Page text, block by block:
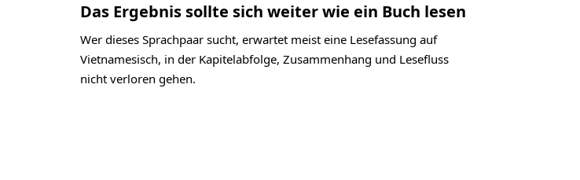
Das Ergebnis sollte sich weiter wie ein Buch lesen
Wer dieses Sprachpaar sucht, erwartet meist eine Lesefassung auf
Vietnamesisch, in der Kapitelabfolge, Zusammenhang und Lesefluss
nicht verloren gehen.